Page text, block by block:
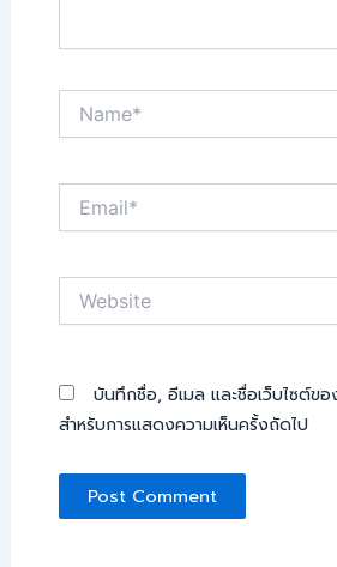
บันทึกชื่อ, อีเมล และชื่อเว็บไซต์ขอ
สำหรับการแสดงความเห็นครั้งถัดไป